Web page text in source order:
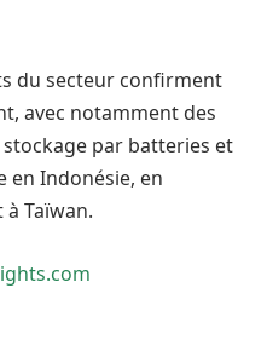
du secteur confirment
avec notamment des
par batteries et
en Indonésie, en
Taïwan.